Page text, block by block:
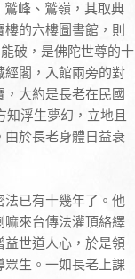
峰、鷲嶺，其取典
的六樓圖書館，則
破，是佛陀世尊的十
經閣，入館兩旁的對
大約是長老在民國
浮生夢幻，立地且
於長老身體日益衰
已有十幾年了。他
嘛來台傳法灌頂絡繹
益世道人心，於是領
眾生。一如長老上課